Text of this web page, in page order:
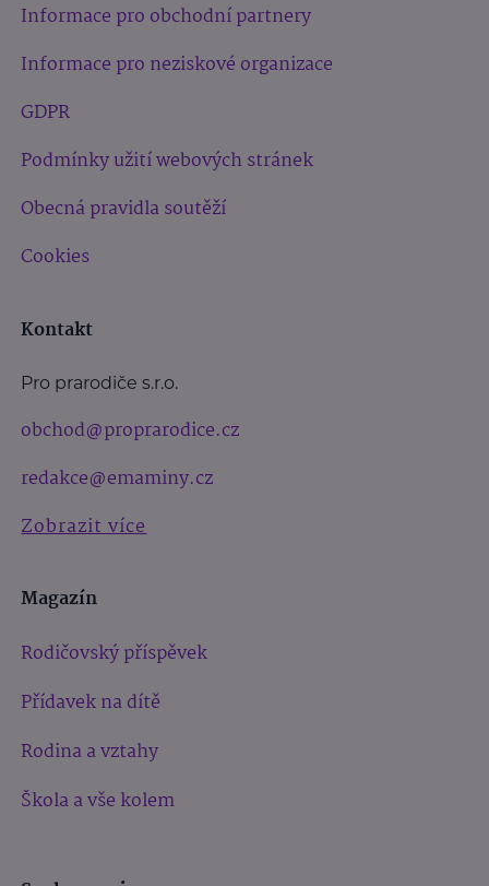
Informace pro obchodní partnery
Informace pro neziskové organizace
GDPR
Podmínky užití webových stránek
Obecná pravidla soutěží
Cookies
Kontakt
Pro prarodiče s.r.o.
obchod@proprarodice.cz
redakce@emaminy.cz
Zobrazit více
Magazín
Rodičovský příspěvek
Přídavek na dítě
Rodina a vztahy
Škola a vše kolem